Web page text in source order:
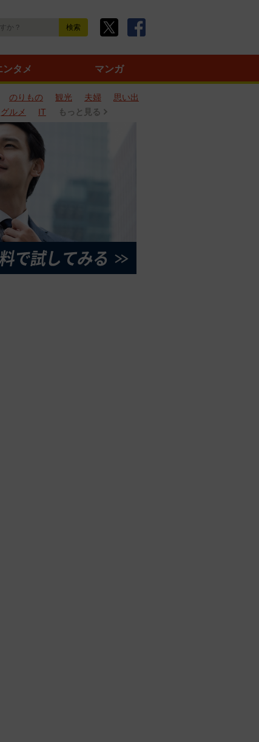
ンタメ マンガ
のりもの 観光 夫婦
思い出
グルメ IT もっと見る